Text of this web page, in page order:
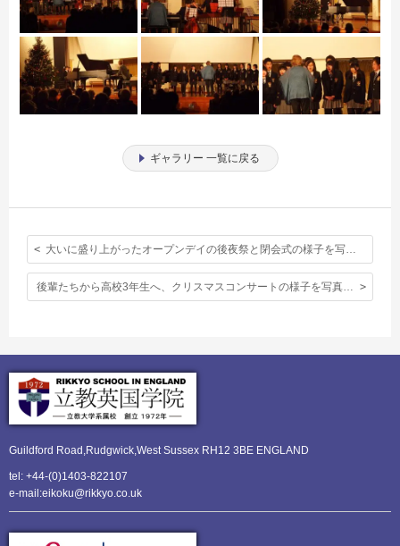
ギャラリー 一覧に戻る
大いに盛り上がったオープンデイの後夜祭と閉会式の様子を写真で。
後輩たちから高校3年生へ、クリスマスコンサートの様子を写真でお伝えします
Guildford Road,Rudgwick,West Sussex RH12 3BE ENGLAND
tel: +44-(0)1403-822107
e-mail:eikoku@rikkyo.co.uk